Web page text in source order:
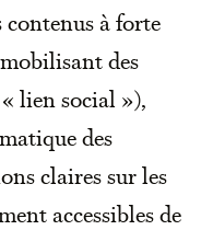
à forte
des
lien social »),
des
claires sur les
accessibles de